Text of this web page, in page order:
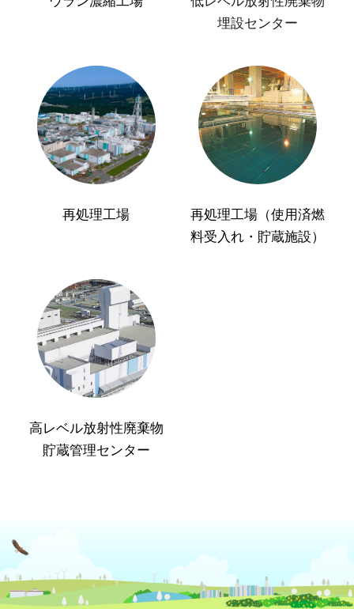
埋設センター
再処理工場
再処理工場（使用済燃
料受入れ・貯蔵施設）
高レベル放射性廃棄物
貯蔵管理センター